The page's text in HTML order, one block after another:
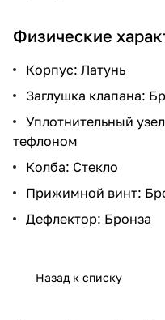
Физические
Корпус: Латунь
Заглушка клапана:
Уплотнительный
тефлоном
Колба: Стекло
Прижимной винт:
Дефлектор: Бронза
Назад к списку